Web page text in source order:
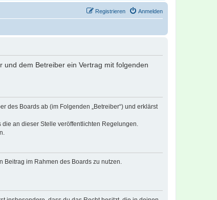
Anmelden
Registrieren
und dem Betreiber ein Vertrag mit folgenden
des Boards ab (im Folgenden „Betreiber“) und erklärst
an dieser Stelle veröffentlichten Regelungen.
Beitrag im Rahmen des Boards zu nutzen.